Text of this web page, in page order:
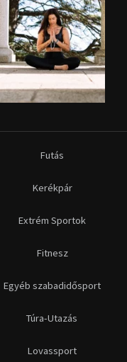
Futás
Kerékpár
Extrém Sportok
Fitnesz
Egyéb szabadidősport
Túra-Utazás
Lovassport